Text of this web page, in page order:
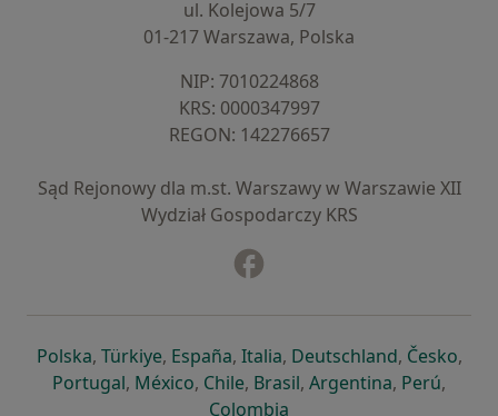
ul. Kolejowa 5/7
01-217 Warszawa, Polska
NIP: ⁠7010224868
KRS: ⁠0000347997
REGON: ⁠142276657
Sąd Rejonowy dla m.st. Warszawy w Warszawie XII
Wydział Gospodarczy KRS
Polskaotwiera się w nowej karcie
, Türkiyeotwiera się w nowej karcie
, Españaotwiera się w nowej karcie
, Italiaotwiera się w nowej
, Deutschlandotwiera się
, Česko,
Portugalotwiera się w nowej karcie
, Méxicootwiera się w nowej karcie
, Chileotwiera się w nowej karcie
, Brasilotwiera się w nowej
, Argentinaotwiera się
, Perú,
Colombia